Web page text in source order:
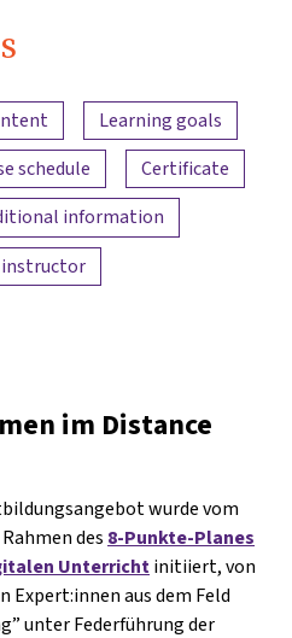
Learning goals
schedule
Certificate
information
instructor
im Distance
wurde vom
des 8-Punkte-Planes
Unterrichtinitiiert, von
Expert:innen aus dem Feld
unter Federführung der